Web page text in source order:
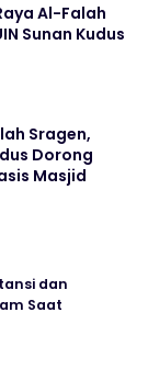
Al-Falah
Sunan Kudus
Sragen,
Dorong
Masjid
dan
Saat